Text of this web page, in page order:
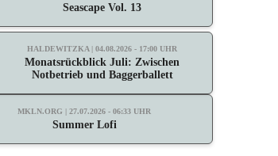
Seascape Vol. 13
HALDEWITZKA | 04.08.2026 - 17:00 UHR
Monatsrückblick Juli: Zwischen
Notbetrieb und Baggerballett
MKLN.ORG | 27.07.2026 - 06:33 UHR
Summer Lofi